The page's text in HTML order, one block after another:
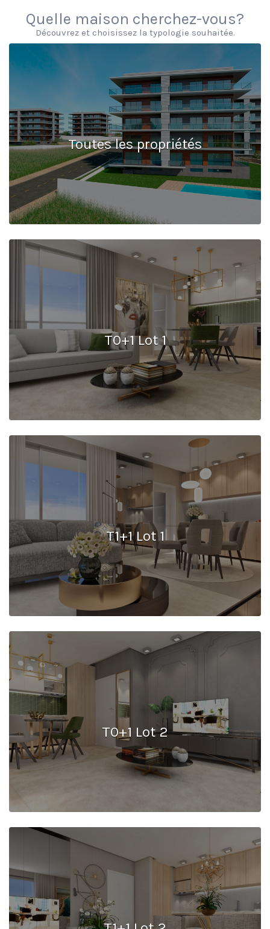
Quelle maison cherchez-vous?
Découvrez et choisissez la typologie souhaitée.
Toutes les propriétés
T0+1 Lot 1
T1+1 Lot 1
T0+1 Lot 2